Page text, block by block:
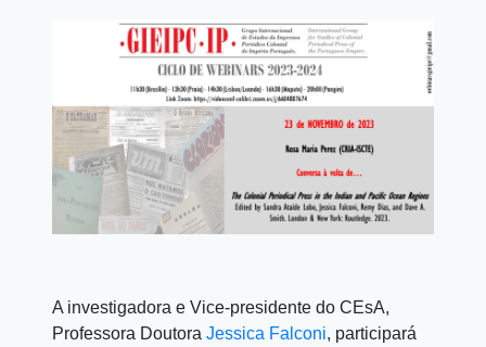
A investigadora e Vice-presidente do CEsA,
Professora Doutora Jessica Falconi, participará